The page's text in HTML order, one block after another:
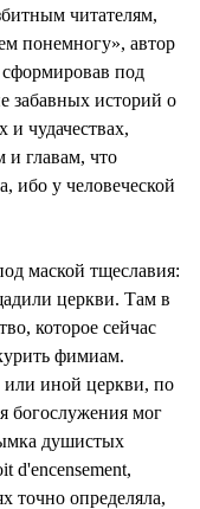
читателям,
понемногу», автор
сформировав под
забавных историй о
и чудачествах,
и главам, что
ибо у человеческой
маской тщеславия:
церкви. Там в
которое сейчас
фимиам.
иной церкви, по
богослужения мог
душистых
d'encensement,
точно определяла,